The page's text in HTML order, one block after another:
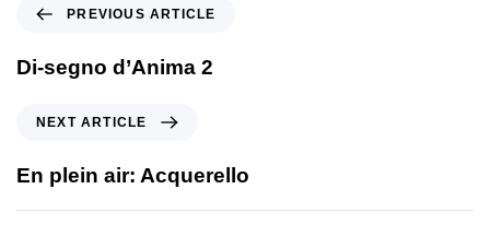
PREVIOUS ARTICLE
Di-segno d’Anima 2
NEXT ARTICLE
En plein air: Acquerello